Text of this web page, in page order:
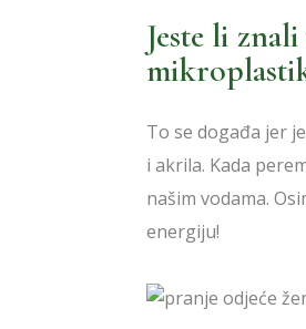
Jeste li
To se događa jer
i akrila. Kada
našim vodama.
energiju!